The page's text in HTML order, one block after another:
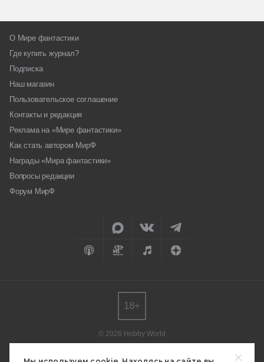
О Мире фантастики
Где купить журнал?
Подписка
Наш магазин
Пользовательское соглашение
Контакты и редакция
Реклама на «Мире фантастики»
Как стать автором МирФ
Награды «Мира фантастики»
Вопросы редакции
Форум МирФ
© 2026 Hobby World
редакции.
18+